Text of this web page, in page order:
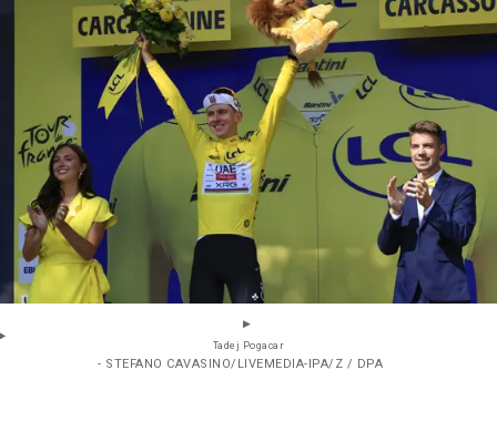
Tadej Pogacar
- STEFANO CAVASINO/LIVEMEDIA-IPA/Z / DPA